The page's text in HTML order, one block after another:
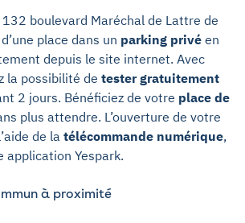
boulevard Maréchal de Lattre de
place dans un parking privé en
depuis le site internet. Avec
la possibilité de tester gratuitement
2 jours. Bénéficiez de votre place de
plus attendre. L’ouverture de votre
de la télécommande numérique,
application Yespark.
à proximité